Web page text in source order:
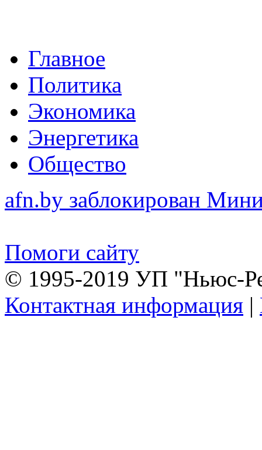
Главное
Политика
Экономика
Энергетика
Общество
afn.by заблокирован
Помоги сайту
© 1995-2019 УП "Ньюс-
Контактная информация |